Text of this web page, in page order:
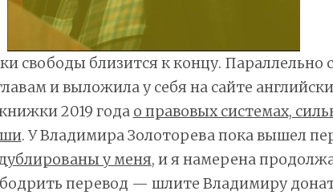
свободы близится к концу. Параллельно
и выложила у себя на сайте
2019 года о правовых системах,
. У Владимира Золоторева пока вышел
у меня, и я намерена
перевод — шлите Владимиру